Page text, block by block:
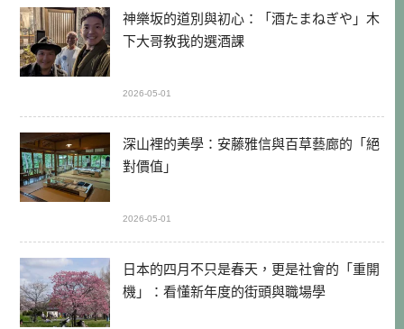
神樂坂的道別與初心：「酒たまねぎや」木
下大哥教我的選酒課
2026-05-01
深山裡的美學：安藤雅信與百草藝廊的「絕
對價值」
2026-05-01
日本的四月不只是春天，更是社會的「重開
機」：看懂新年度的街頭與職場學